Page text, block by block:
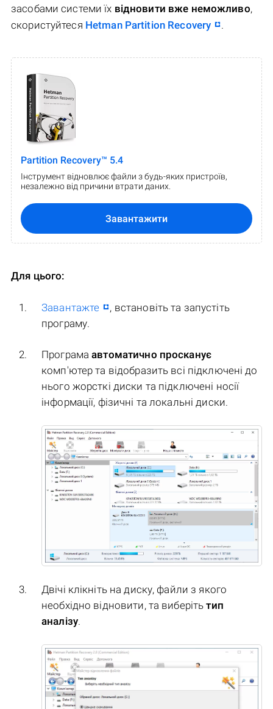
засобами системи їх відновити вже неможливо,
скористуйтеся Hetman Partition Recovery .
Partition Recovery™ 5.4
Інструмент відновлює файли з будь-яких пристроїв,
незалежно від причини втрати даних.
Завантажити
Для цього:
Завантажте
, встановіть та запустіть
програму.
Програмаавтоматично просканує
комп'ютер та відобразить всі підключені до
нього жорсткі диски та підключені носії
інформації, фізичні та локальні диски.
Двічі клікніть на диску, файли з якого
необхідно відновити, та виберітьтип
аналізу.